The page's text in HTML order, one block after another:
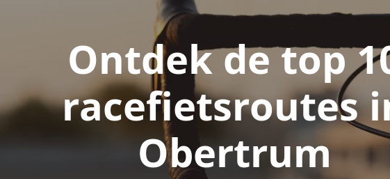
Ontdek de top
racefietsroutes
Obertrum